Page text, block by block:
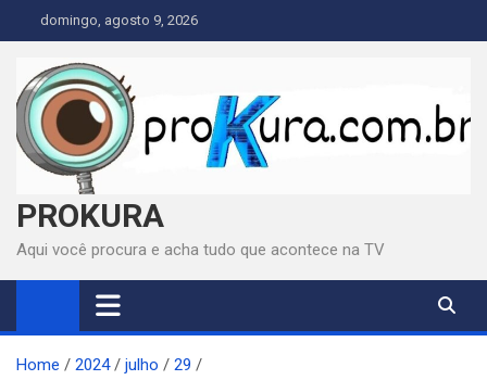
to
content
domingo, agosto 9, 2026
PROKURA
Aqui você procura e acha tudo que acontece na TV
Home 2024 julho
29